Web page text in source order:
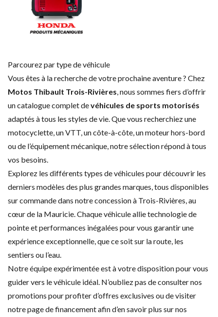
Parcourez par type de véhicule
Vous êtes à la recherche de votre prochaine aventure ? Chez
Motos Thibault Trois-Rivières , nous sommes fiers d’offrir
un catalogue complet devéhicules de sports motorisés
adaptés à tous les styles de vie. Que vous recherchiez une
motocyclette, un VTT, un côte-à-côte, un moteur hors-bord
ou de l’équipement mécanique, notre sélection répond à tous
vos besoins.
Explorez les différents types de véhicules pour découvrir les
derniers modèles des plus grandes marques, tous disponibles
sur commande dans notre concession à Trois-Rivières, au
cœur de la Mauricie. Chaque véhicule allie technologie de
pointe et performances inégalées pour vous garantir une
expérience exceptionnelle, que ce soit sur la route, les
sentiers ou l’eau.
Notre équipe expérimentée est à votre disposition pour vous
guider vers le véhicule idéal. N’oubliez pas de consulter nos
promotions pour profiter d’offres exclusives ou de visiter
notre page definancementafin d’en savoir plus sur nos